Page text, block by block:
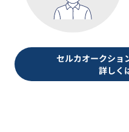
セルカオークショ
詳しく